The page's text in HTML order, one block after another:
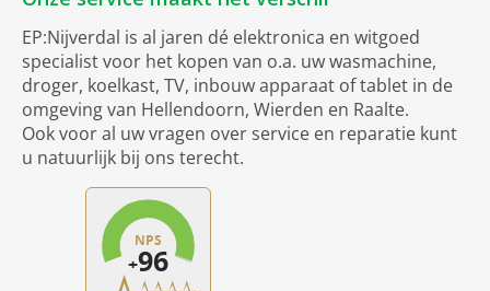
EP:Nijverdal is al jaren dé elektronica en witgoed
specialist voor het kopen van o.a. uw wasmachine,
droger, koelkast, TV, inbouw apparaat of tablet in de
omgeving van Hellendoorn, Wierden en Raalte.
Ook voor al uw vragen over service en reparatie kunt
u natuurlijk bij ons terecht.